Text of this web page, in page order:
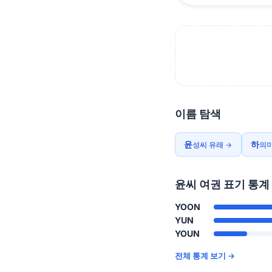
이름 탐색
윤성씨 유래 → 하의
윤씨 여권 표기 통계
YOON
YUN
YOUN
전체 통계 보기 →